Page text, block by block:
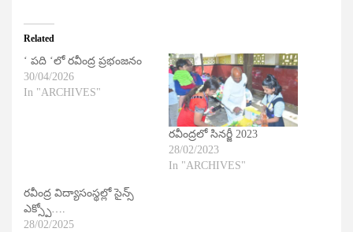
Related
‘ పది ‘లో రవీంద్ర ప్రభంజనం
30/04/2026
In "ARCHIVES"
రవీంద్రలో సినర్జీ 2023
28/02/2023
In "ARCHIVES"
రవీంద్ర విద్యాసంస్థల్లో సైన్స్
ఎక్స్పో….
28/02/2025